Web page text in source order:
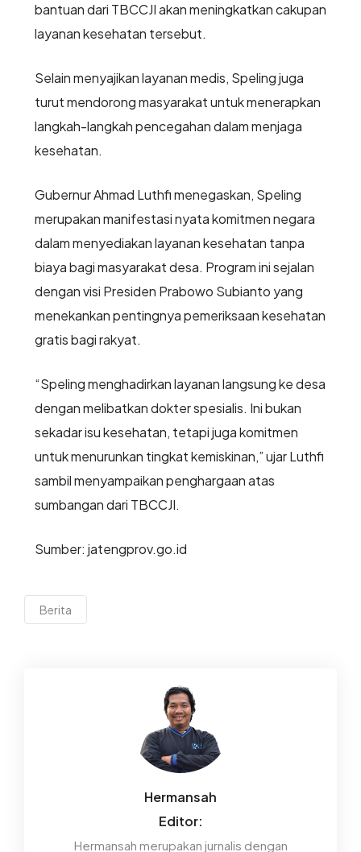
bantuan dari TBCCJI akan meningkatkan cakupan
layanan kesehatan tersebut.
Selain menyajikan layanan medis, Speling juga
turut mendorong masyarakat untuk menerapkan
langkah-langkah pencegahan dalam menjaga
kesehatan.
Gubernur Ahmad Luthfi menegaskan, Speling
merupakan manifestasi nyata komitmen negara
dalam menyediakan layanan kesehatan tanpa
biaya bagi masyarakat desa. Program ini sejalan
dengan visi Presiden Prabowo Subianto yang
menekankan pentingnya pemeriksaan kesehatan
gratis bagi rakyat.
“Speling menghadirkan layanan langsung ke desa
dengan melibatkan dokter spesialis. Ini bukan
sekadar isu kesehatan, tetapi juga komitmen
untuk menurunkan tingkat kemiskinan,” ujar Luthfi
sambil menyampaikan penghargaan atas
sumbangan dari TBCCJI.
Sumber: jatengprov.go.id
Berita
Hermansah
Editor:
Hermansah merupakan jurnalis dengan